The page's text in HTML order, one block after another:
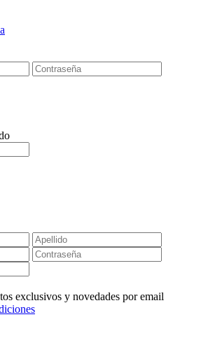
exclusivos y novedades por email